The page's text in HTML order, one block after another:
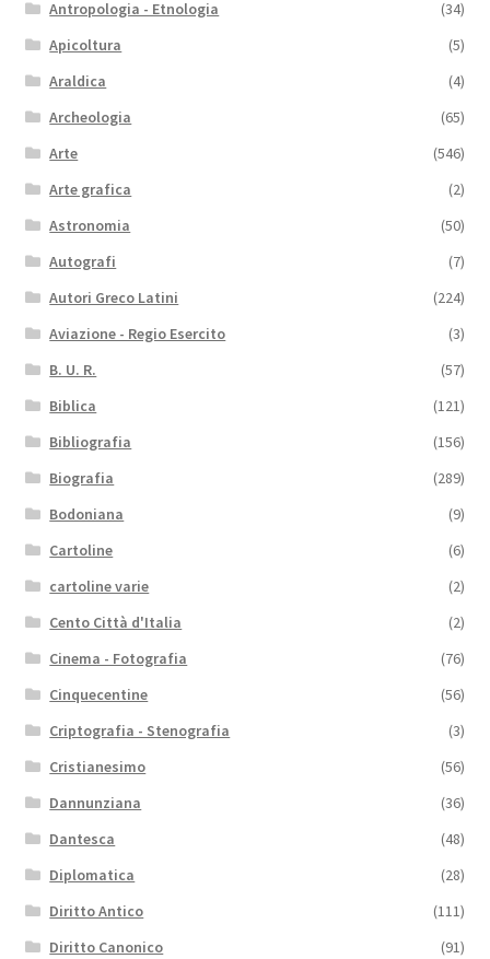
Antropologia - Etnologia
(34)
Apicoltura
(5)
Araldica
(4)
Archeologia
(65)
Arte
(546)
Arte grafica
(2)
Astronomia
(50)
Autografi
(7)
Autori Greco Latini
(224)
Aviazione - Regio Esercito
(3)
B. U. R.
(57)
Biblica
(121)
Bibliografia
(156)
Biografia
(289)
Bodoniana
(9)
Cartoline
(6)
cartoline varie
(2)
Cento Città d'Italia
(2)
Cinema - Fotografia
(76)
Cinquecentine
(56)
Criptografia - Stenografia
(3)
Cristianesimo
(56)
Dannunziana
(36)
Dantesca
(48)
Diplomatica
(28)
Diritto Antico
(111)
Diritto Canonico
(91)